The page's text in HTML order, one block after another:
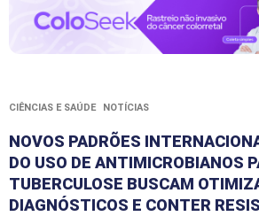
CIÊNCIAS E SAÚDE NOTÍCIAS
NOVOS PADRÕES
DO USO DE ANTIMICROBIANOS
TUBERCULOSE BUSCAM
DIAGNÓSTICOS E CONTER